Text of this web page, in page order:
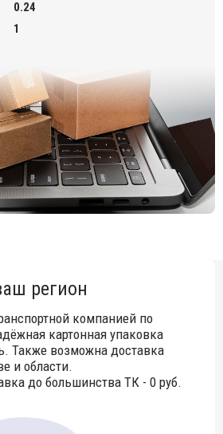
характеристики
.
за модель с обивкой из ткани King.
вариантов материала и
обращайтесь к нашим
0.24
1
регион
компанией по
картонная упаковка
Также возможна доставка
и области.
до большинства ТК - 0 руб.